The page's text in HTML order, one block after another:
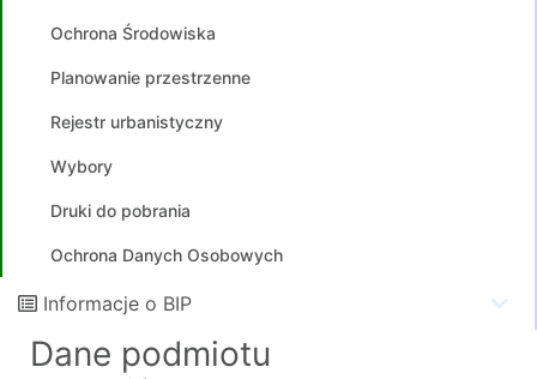
Ochrona Środowiska
Planowanie przestrzenne
Rejestr urbanistyczny
Wybory
Druki do pobrania
Ochrona Danych Osobowych
Informacje o BIP
Dane podmiotu